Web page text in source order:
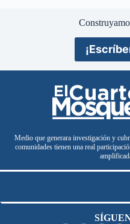
Medio que generara investigación y
comunidades tienen una real